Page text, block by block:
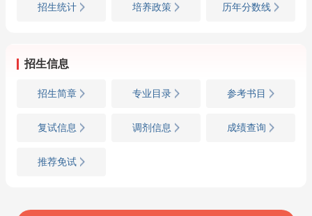
招生统计 培养政策 历年分数线
招生信息
招生简章 专业目录 参考书目
复试信息 调剂信息 成绩查询
推荐免试